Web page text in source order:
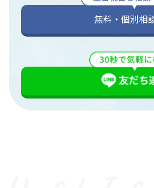
無料・個別相